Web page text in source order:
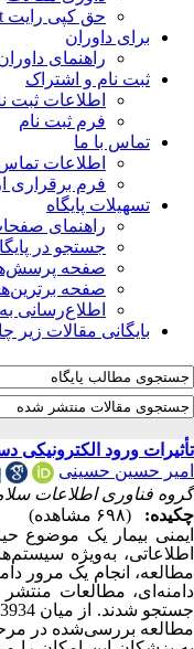
حق کپی رایت Copy Right
برای داوران
راهنمای
ثبت نام و اشتراک
اطلاعات ثبت
فرم ثبت نام
تماس با ما
اطلاعات
فرم برقراری
تسهیلات پایگاه
راهنمای
جستجو در
صفحه
صفحه
اطلاع‌رسانی
بایگانی مقالات زیر
تأثیرات ورود
امیر حسین حسینی
گروه فناوری اطلاعات
چکیده:
(۶۹۸ مشاهده)
ایمنی بیمار یک موضوع
اطلاعاتی، به‌ویژه
مطالعه، انجام یک مرور
دامنه‌ای، مطالعات منتشر شده از سال 1999 تا
جستجو شدند. از